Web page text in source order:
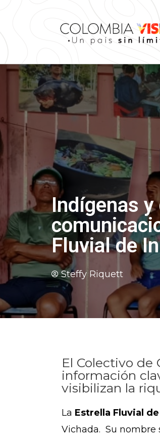
Indígenas
Fluvial de
Steffy Riquett
El Colectivo de
información
visibilizan la
La Estrella Fluvial
Vichada. Su nombre